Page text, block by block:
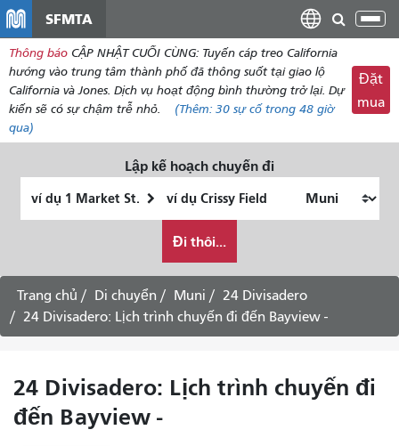
dung
SFMTA
Thông báo CẬP NHẬT CUỐI CÙNG: Tuyến cáp treo California
hướng vào trung tâm thành phố đã thông suốt tại giao lộ
California và Jones. Dịch vụ hoạt động bình thường trở lại. Dự
kiến ​​sẽ có sự chậm trễ nhỏ.
(Thêm: 30 sự cố trong 48 giờ
qua)
Đặt
mua
Lập kế hoạch chuyến đi
thúc
muốn
đi
du
lịch
như
nào
Đi thôi...
Trang chủ Di chuyển Muni
24 Divisadero
24 Divisadero: Lịch trình chuyến đi đến Bayview -
24 Divisadero: Lịch trình chuyến đi
đến Bayview -